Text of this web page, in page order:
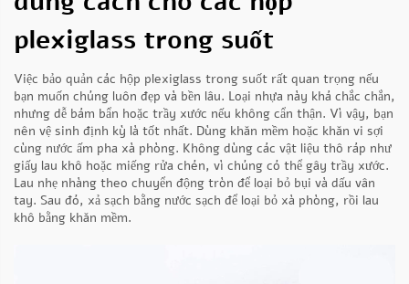
plexiglass trong suốt
Việc bảo quản các hộp plexiglass trong suốt rất quan trọng nếu
bạn muốn chúng luôn đẹp và bền lâu. Loại nhựa này khá chắc chắn,
nhưng dễ bám bẩn hoặc trầy xước nếu không cẩn thận. Vì vậy, bạn
nên vệ sinh định kỳ là tốt nhất. Dùng khăn mềm hoặc khăn vi sợi
cùng nước ấm pha xà phòng. Không dùng các vật liệu thô ráp như
giấy lau khô hoặc miếng rửa chén, vì chúng có thể gây trầy xước.
Lau nhẹ nhàng theo chuyển động tròn để loại bỏ bụi và dấu vân
tay. Sau đó, xả sạch bằng nước sạch để loại bỏ xà phòng, rồi lau
khô bằng khăn mềm.